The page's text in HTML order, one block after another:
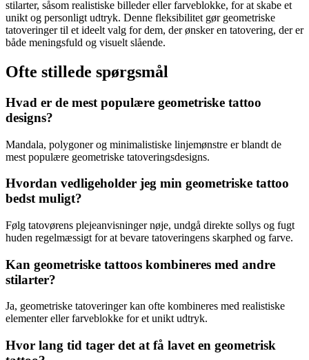
stilarter, såsom realistiske billeder eller farveblokke, for at skabe et
unikt og personligt udtryk. Denne fleksibilitet gør geometriske
tatoveringer til et ideelt valg for dem, der ønsker en tatovering, der er
både meningsfuld og visuelt slående.
Ofte stillede spørgsmål
Hvad er de mest populære geometriske tattoo
designs?
Mandala, polygoner og minimalistiske linjemønstre er blandt de
mest populære geometriske tatoveringsdesigns.
Hvordan vedligeholder jeg min geometriske tattoo
bedst muligt?
Følg tatovørens plejeanvisninger nøje, undgå direkte sollys og fugt
huden regelmæssigt for at bevare tatoveringens skarphed og farve.
Kan geometriske tattoos kombineres med andre
stilarter?
Ja, geometriske tatoveringer kan ofte kombineres med realistiske
elementer eller farveblokke for et unikt udtryk.
Hvor lang tid tager det at få lavet en geometrisk